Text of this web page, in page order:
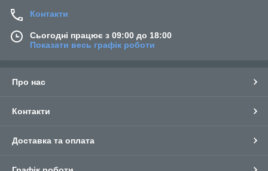
Контакти
Сьогодні працює з 09:00 до 18:00
Показати весь графік роботи
Про нас
Контакти
Доставка та оплата